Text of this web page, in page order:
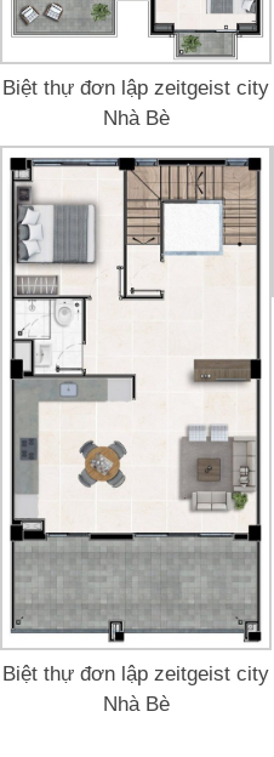
Biệt thự đơn lập zeitgeist city
Nhà Bè
Biệt thự đơn lập zeitgeist city
Nhà Bè